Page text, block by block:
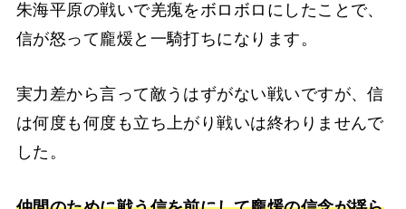
朱海平原の戦いで羌瘣をボロボロにしたことで、
信が怒って龐煖と一騎打ちになります。
実力差から言って敵うはずがない戦いですが、信
は何度も何度も立ち上がり戦いは終わりませんで
した。